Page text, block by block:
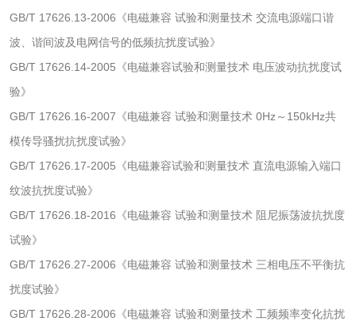
GB/T 17626.13-2006《电磁兼容 试验和测量技术 交流电源端口谐
波、谐间波及电网信号的低频抗扰度试验》
GB/T 17626.14-2005《电磁兼容试验和测量技术 电压波动抗扰度试
验》
GB/T 17626.16-2007《电磁兼容 试验和测量技术 0Hz～150kHz共
模传导骚扰抗扰度试验》
GB/T 17626.17-2005《电磁兼容试验和测量技术 直流电源输入端口
纹波抗扰度试验》
GB/T 17626.18-2016《电磁兼容 试验和测量技术 阻尼振荡波抗扰度
试验》
GB/T 17626.27-2006《电磁兼容 试验和测量技术 三相电压不平衡抗
扰度试验》
GB/T 17626.28-2006《电磁兼容 试验和测量技术 工频频率变化抗扰
验
品阴道黏膜刺激试
验
轻工杂货
玩具微生物检测 玩具微生物挑战性
试验
儿童玩具检测
服饰鞋包
纺织品抗菌检测 蚊帐检测